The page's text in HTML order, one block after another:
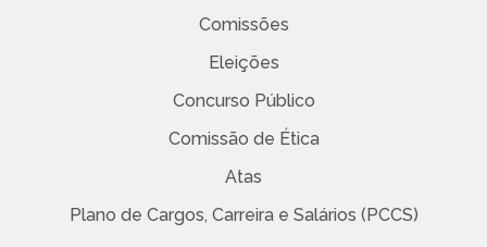
Comissões
Eleições
Concurso Público
Comissão de Ética
Atas
Plano de Cargos, Carreira e Salários (PCCS)